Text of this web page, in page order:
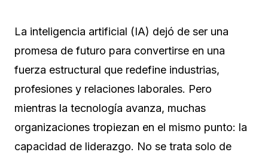
La inteligencia artificial (IA) dejó de ser una
promesa de futuro para convertirse en una
fuerza estructural que redefine industrias,
profesiones y relaciones laborales. Pero
mientras la tecnología avanza, muchas
organizaciones tropiezan en el mismo punto: la
capacidad de liderazgo. No se trata solo de